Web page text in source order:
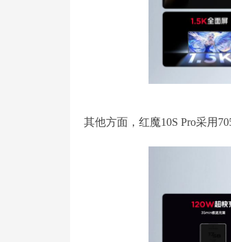
其他方面，红魔10S Pro采用